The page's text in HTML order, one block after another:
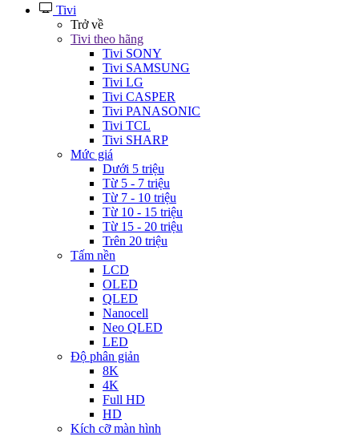
Tivi
Trở về
Tivi theo hãng
Tivi SONY
Tivi SAMSUNG
Tivi LG
Tivi CASPER
Tivi PANASONIC
Tivi TCL
Tivi SHARP
Mức giá
Dưới 5 triệu
Từ 5 - 7 triệu
Từ 7 - 10 triệu
Từ 10 - 15 triệu
Từ 15 - 20 triệu
Trên 20 triệu
Tấm nền
LCD
OLED
QLED
Nanocell
Neo QLED
LED
Độ phân giản
8K
4K
Full HD
HD
Kích cỡ màn hình